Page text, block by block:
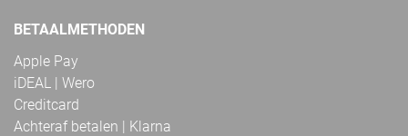
BETAALMETHODEN
Apple Pay
iDEAL | Wero
Creditcard
Achteraf betalen | Klarna